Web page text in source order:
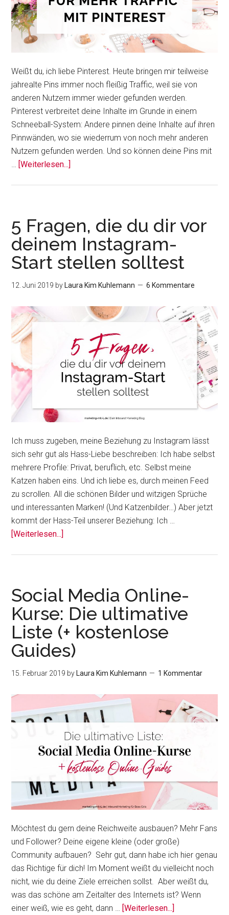
Weißt du, ich liebe Pinterest. Heute bringen mir teilweise
jahrealte Pins immer noch fleißig Traffic, weil sie von
anderen Nutzern immer wieder gefunden werden.
Pinterest verbreitet deine Inhalte im Grunde in einem
Schneeball-System: Andere pinnen deine Inhalte auf ihren
Pinnwänden, wo sie wiederrum von noch mehr anderen
Nutzern gefunden werden. Und so können deine Pins mit
[Weiterlesen...]
mit
Pinterest
5 Fragen, die du dir vor
deinem Instagram-
Start stellen solltest
12. Juni 2019 by Laura Kim Kuhlemann 6 Kommentare
Ich muss zugeben, meine Beziehung zu Instagram lässt
sich sehr gut als Hass-Liebe beschreiben: Ich habe selbst
mehrere Profile: Privat, beruflich, etc. Selbst meine
Katzen haben eins. Und ich liebe es, durch meinen Feed
zu scrollen. All die schönen Bilder und witzigen Sprüche
und interessanten Marken! (Und Katzenbilder…) Aber jetzt
kommt der Hass-Teil unserer Beziehung: Ich …
[Weiterlesen...]
vor
deinem
Instagram-
Start
stellen
Social Media Online-
Kurse: Die ultimative
Liste (+ kostenlose
Guides)
15. Februar 2019 byLaura Kim Kuhlemann 1 Kommentar
Möchtest du gern deine Reichweite ausbauen? Mehr Fans
und Follower? Deine eigene kleine (oder große)
Community aufbauen? Sehr gut, dann habe ich hier genau
das Richtige für dich! Im Moment weißt du vielleicht noch
nicht, wie du deine Ziele erreichen sollst. Aber weißt du,
was das schöne am Zeitalter des Internets ist? Wenn
einer weiß, wie es geht, dann … [Weiterlesen...]